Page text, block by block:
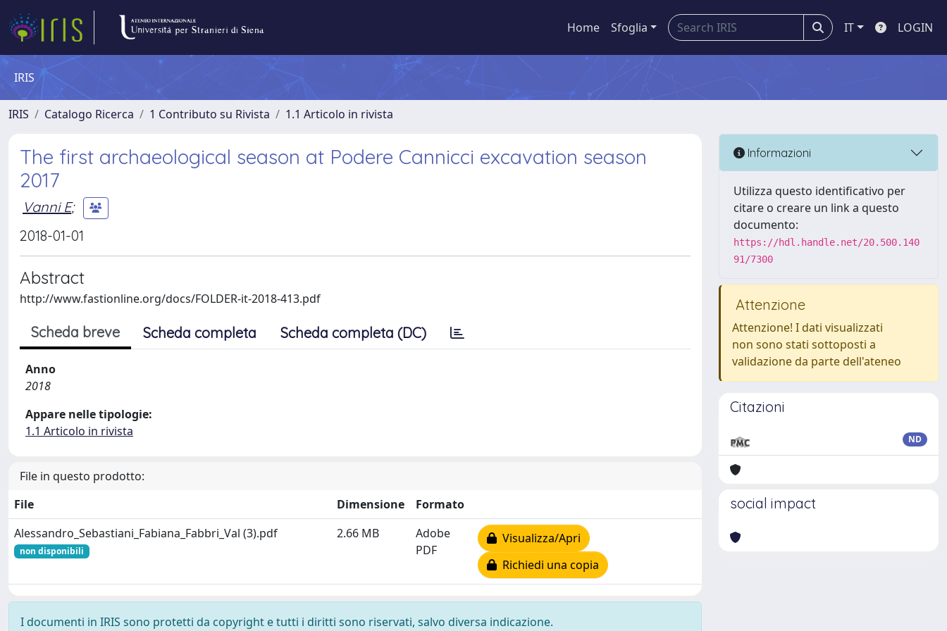
Home Sfoglia IT LOGIN
IRIS
IRIS Catalogo Ricerca 1 Contributo su Rivista 1.1 Articolo in rivista
The first archaeological season at Podere Cannicci excavation season
2017
Vanni E;
2018-01-01
Abstract
http://www.fastionline.org/docs/FOLDER-it-2018-413.pdf
Scheda breve Scheda completa Scheda completa (DC)
Anno
2018
Appare nelle tipologie:
1.1 Articolo in rivista
File in questo prodotto:
File
Dimensione
Formato
Alessandro_Sebastiani_Fabiana_Fabbri_Val (3).pdf
non disponibili
2.66 MB
Adobe
PDF
Visualizza/Apri
Richiedi una copia
I documenti in IRIS sono protetti da copyright e tutti i diritti sono riservati, salvo diversa indicazione.
Informazioni
Utilizza questo identificativo per
citare o creare un link a questo
documento:
https://hdl.handle.net/20.500.140
91/7300
Attenzione
Attenzione! I dati visualizzati
non sono stati sottoposti a
validazione da parte dell'ateneo
Citazioni
ND
social impact